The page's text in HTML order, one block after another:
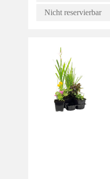
Nicht reservierbar